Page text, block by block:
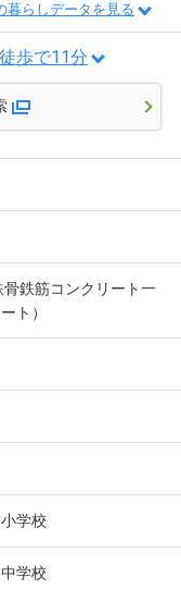
暮らしデータを見る
歩で11分
骨鉄筋コンクリート一
ト）
学校
学校